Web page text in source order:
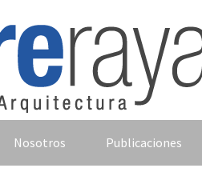
Nosotros Publicaciones